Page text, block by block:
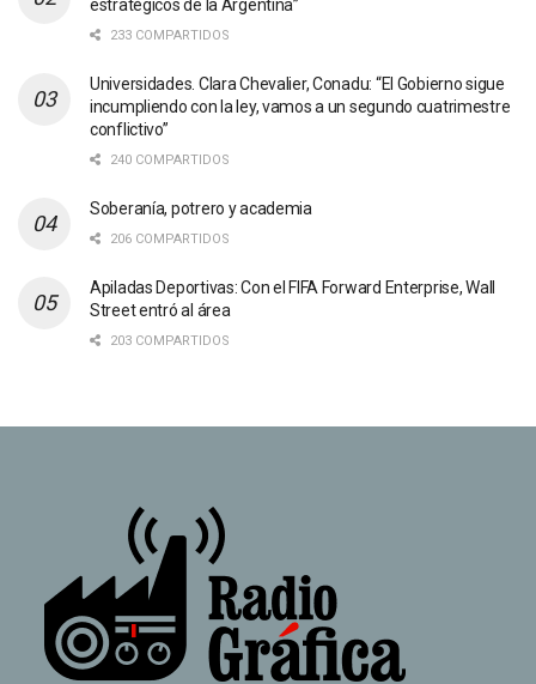
estratégicos de la Argentina”
233 COMPARTIDOS
Universidades. Clara Chevalier, Conadu: “El Gobierno sigue
incumpliendo con la ley, vamos a un segundo cuatrimestre
conflictivo”
240 COMPARTIDOS
Soberanía, potrero y academia
206 COMPARTIDOS
Apiladas Deportivas: Con el FIFA Forward Enterprise, Wall
Street entró al área
203 COMPARTIDOS